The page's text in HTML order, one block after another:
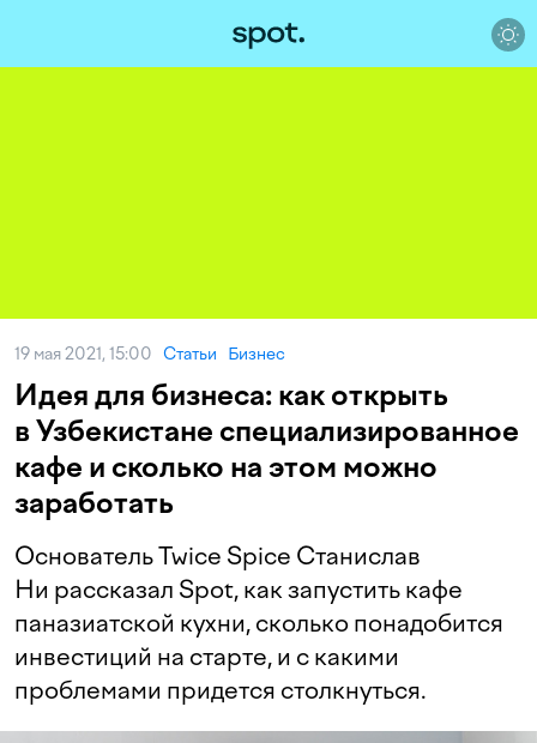
19 мая 2021, 15:00 Статьи Бизнес
Идея для бизнеса: как открыть
в Узбекистане специализированное
кафе и сколько на этом можно
заработать
Основатель Twice Spice Станислав
Ни рассказал Spot, как запустить кафе
паназиатской кухни, сколько понадобится
инвестиций на старте, и с какими
проблемами придется столкнуться.